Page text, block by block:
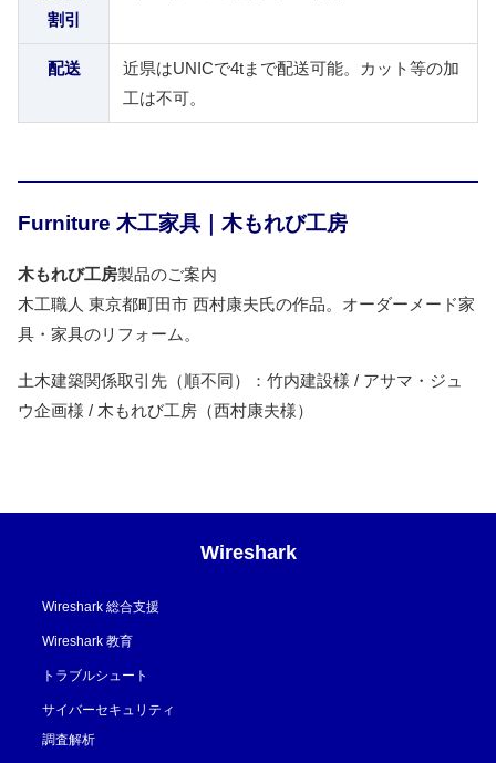
割引
配送
近県はUNICで4tまで配送可能。カット等の加
工は不可。
Furniture 木工家具｜木もれび工房
木もれび工房製品のご案内
木工職人 東京都町田市 西村康夫氏の作品。オーダーメード家
具・家具のリフォーム。
土木建築関係取引先（順不同）：竹内建設様 / アサマ・ジュ
ウ企画様 / 木もれび工房（西村康夫様）
Wireshark
Wireshark 総合支援
Wireshark 教育
トラブルシュート
サイバーセキュリティ
調査解析